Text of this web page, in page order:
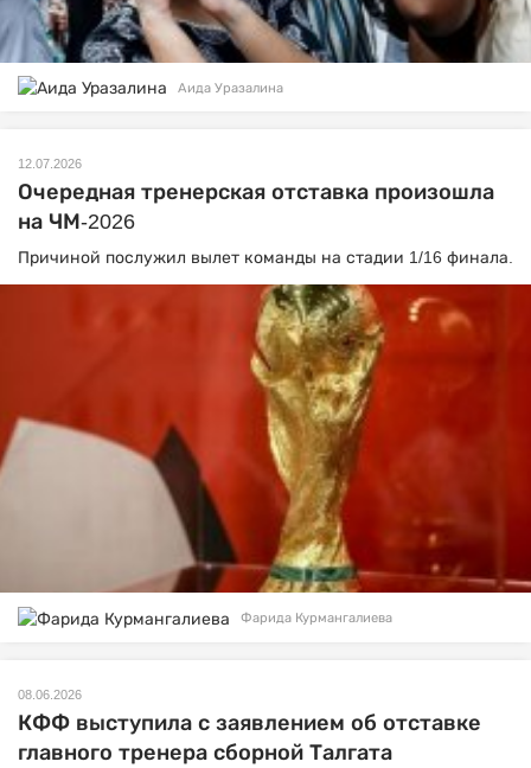
Аида Уразалина
12.07.2026
Очередная тренерская отставка произошла
на ЧМ-2026
Причиной послужил вылет команды на стадии 1/16 финала.
Фарида Курмангалиева
08.06.2026
КФФ выступила с заявлением об отставке
главного тренера сборной Талгата